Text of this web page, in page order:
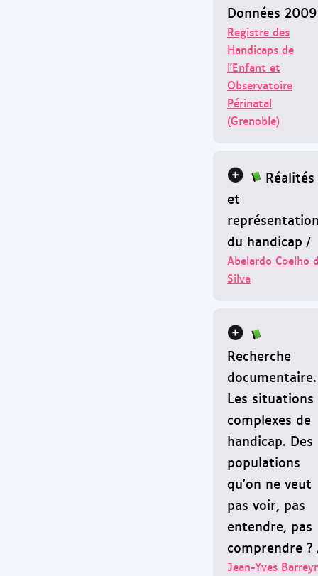
Données 2009
Registre des
Handicaps de
l'Enfant et
Observatoire
Périnatal
(Grenoble)
Réalités
et
du handicap /
Abelardo Coelho
Silva
Recherche
documentaire.
Les situations
complexes de
handicap. Des
populations
qu'on ne veut
pas voir, pas
entendre, pas
comprendre ?
Jean-Yves